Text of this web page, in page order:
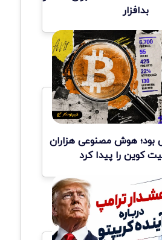
بدافزار
بود؛ هوش مصنوعی هزاران
کوین را پیدا کرد